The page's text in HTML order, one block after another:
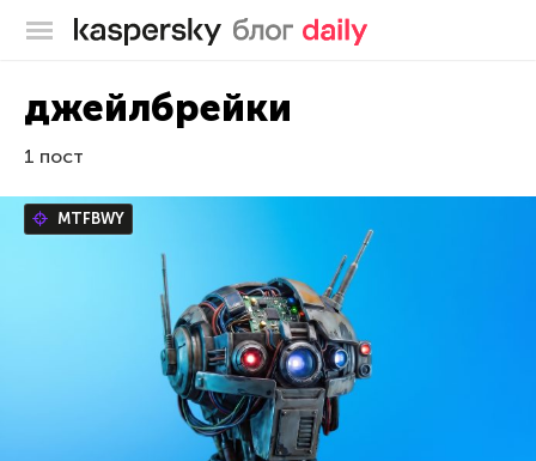
Блог Касперского
джейлбрейки
1 пост
MTFBWY